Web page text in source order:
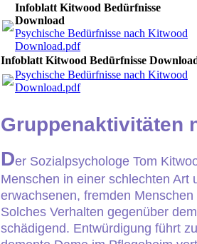
Infoblatt Kitwood Bedürfnisse
Download
Psychische Bedürfnisse nach Kitwood
Download.pdf
Infoblatt Kitwood Bedürfnisse
Psychische Bedürfnisse nach Kitwood
Download.pdf
Gruppenaktivitäten
Der Sozialpsychologe Tom
Menschen in einer schlechten Art
erwachsenen, fremden
Solches Verhalten gegenüber
schädigend. Entwürdigung führt